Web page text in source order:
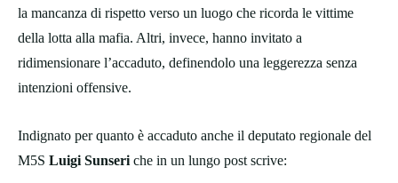
la mancanza di rispetto verso un luogo che ricorda le vittime
della lotta alla mafia. Altri, invece, hanno invitato a
ridimensionare l’accaduto, definendolo una leggerezza senza
intenzioni offensive.
Indignato per quanto è accaduto anche il deputato regionale del
M5S Luigi Sunseri che in un lungo post scrive: